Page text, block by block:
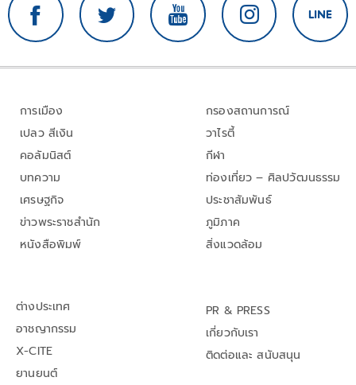
การเมือง
เปลว สีเงิน
คอลัมนิสต์
บทความ
เศรษฐกิจ
ข่าวพระราชสำนัก
หนังสือพิมพ์
กรองสถานการณ์
วาไรตี้
กีฬา
ท่องเที่ยว – ศิลปวัฒนธรรม
ประชาสัมพันธ์
ภูมิภาค
สิ่งแวดล้อม
ต่างประเทศ
อาชญากรรม
X-CITE
ยานยนต์
PR & PRESS
เกี่ยวกับเรา
ติดต่อและ สนับสนุน